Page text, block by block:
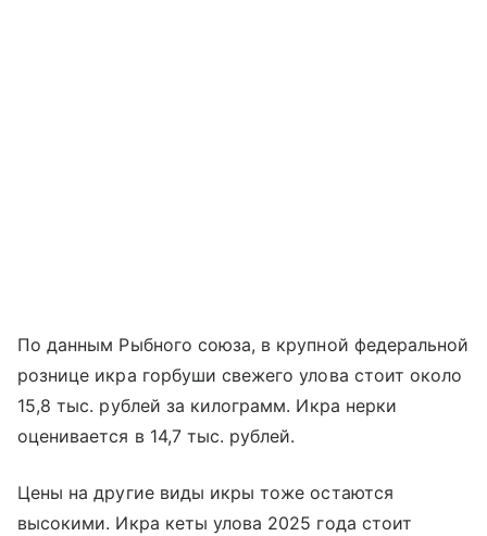
По данным Рыбного союза, в крупной федеральной
рознице икра горбуши свежего улова стоит около
15,8 тыс. рублей за килограмм. Икра нерки
оценивается в 14,7 тыс. рублей.
Цены на другие виды икры тоже остаются
высокими. Икра кеты улова 2025 года стоит